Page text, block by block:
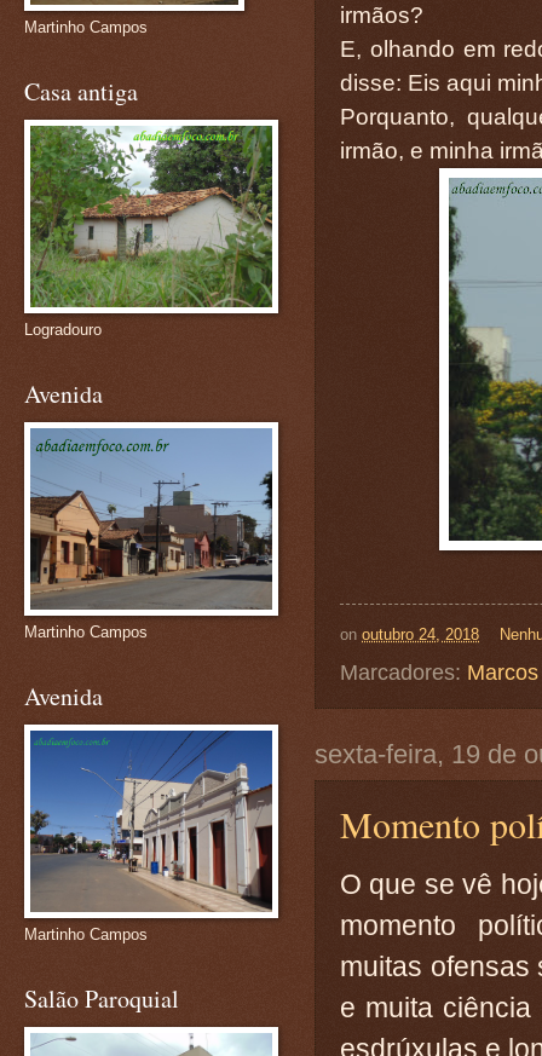
irmãos?
E, olhando em
disse: Eis aqui
Porquanto,
irmão, e minha
on outubro 24, 2018
Marcadores:
sexta-feira, 19 de
Momento
O que se vê
momento
muitas ofensas
e muita
esdrúxulas e
Martinho Campos
Casa antiga
Logradouro
Avenida
Martinho Campos
Avenida
Martinho Campos
Salão Paroquial